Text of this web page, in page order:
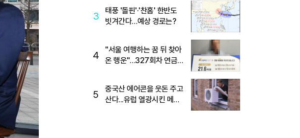
대
3
태풍 '돌핀'·'찬홈' 한반도
빗겨간다…예상 경로는?
4
"서울 여행하는 꿈 뒤 찾아
온 행운"…327회차 연금
5
중국산 에어콘을 웃돈 주고
산다...유럽 열광시킨 메이